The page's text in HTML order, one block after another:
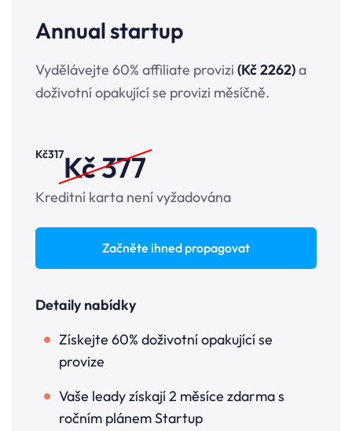
Annual startup
Vydělávejte 60% affiliate provizi (Kč 2262)a
doživotní opakující se provizi měsíčně.
Kč317Kč 377
Kreditní karta není vyžadována
Začněte ihned propagovat
Detaily nabídky
Získejte 60% doživotní opakující se
provize
Vaše leady získají 2 měsíce zdarma s
ročním plánem Startup